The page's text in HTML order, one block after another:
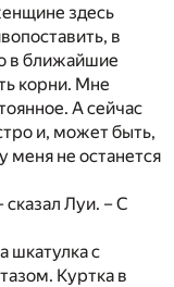
здесь
в
в ближайшие
корни. Мне
А сейчас
и, может быть,
меня не останется
Луи. – С
шкатулка с
Куртка в